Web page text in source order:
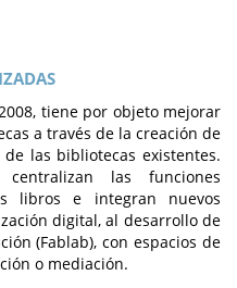
tiene por objeto mejorar
a través de la creación de
las bibliotecas existentes.
las funciones
libros e integran nuevos
digital, al desarrollo de
(Fablab), con espacios de
o mediación.